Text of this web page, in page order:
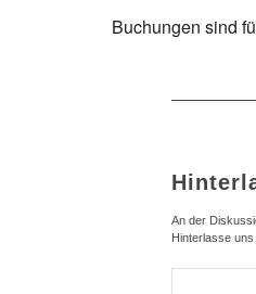
Buchungen sind
An der
Hinterlasse